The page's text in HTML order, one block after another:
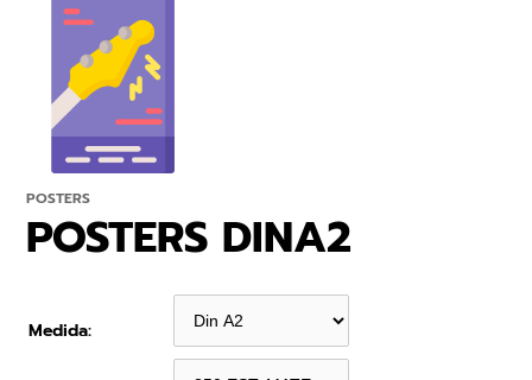
POSTERS
POSTERS DINA2
Medida: